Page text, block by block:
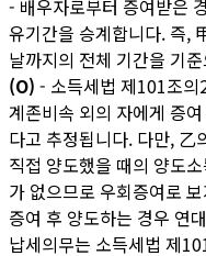
- 배우자로부터 증여받은
유기간을 승계합니다. 즉,
날까지의 전체 기간을 기
(O) - 소득세법 제101조의
계존비속 외의 자에게 증
다고 추정됩니다. 다만, 乙
직접 양도했을 때의 양도
가 없으므로 우회증여로
증여 후 양도하는 경우 연
납세의무는 소득세법 제